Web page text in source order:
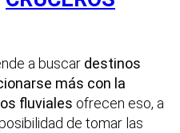
a buscar destinos
más con la
fluviales ofrecen eso, a
de tomar las